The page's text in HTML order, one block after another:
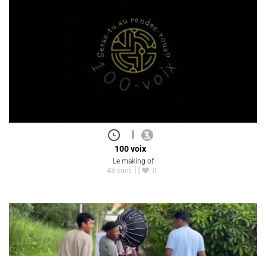
|
100 voix
Le making of
48 vues
0